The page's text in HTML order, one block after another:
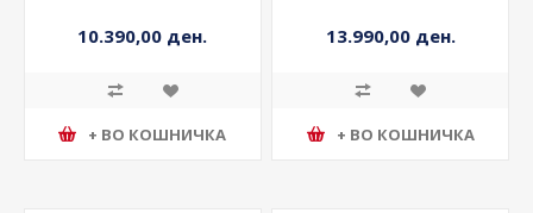
10.390,00 ден.
+ ВО КОШНИЧКА
13.990,00 ден.
+ ВО КОШНИЧКА